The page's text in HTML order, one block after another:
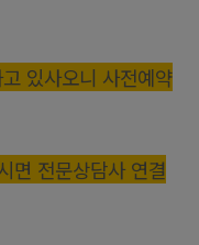
있사오니 사전예약
면 전문상담사 연결